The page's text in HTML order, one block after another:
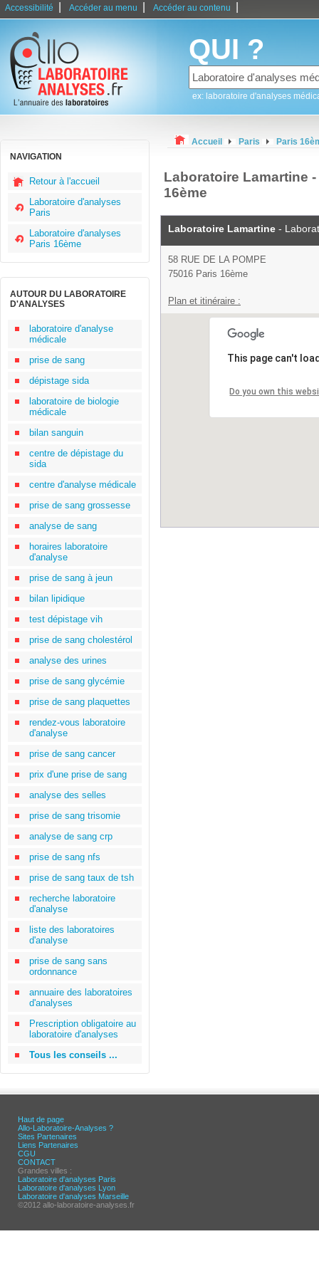
Accessibilité Accéder au menu Accéder au contenu
QUI ?
ex: laboratoire d'analyses
NAVIGATION
Retour à l'accueil
Laboratoire d'analyses
Paris
Laboratoire d'analyses
Paris 16ème
AUTOUR DU LABORATOIRE
D'ANALYSES
laboratoire d'analyse
médicale
prise de sang
dépistage sida
laboratoire de biologie
médicale
bilan sanguin
centre de dépistage du
sida
centre d'analyse médicale
prise de sang grossesse
analyse de sang
horaires laboratoire
d'analyse
prise de sang à jeun
bilan lipidique
test dépistage vih
prise de sang cholestérol
analyse des urines
prise de sang glycémie
prise de sang plaquettes
rendez-vous laboratoire
d'analyse
prise de sang cancer
prix d'une prise de sang
analyse des selles
prise de sang trisomie
analyse de sang crp
prise de sang nfs
prise de sang taux de tsh
recherche laboratoire
d'analyse
liste des laboratoires
d'analyse
prise de sang sans
ordonnance
annuaire des laboratoires
d'analyses
Prescription obligatoire au
laboratoire d'analyses
Tous les conseils ...
Accueil Paris Paris
Laboratoire Lamartine
16ème
Laboratoire Lamartine -
58 RUE DE LA POMPE
75016 Paris 16ème
Plan et itinéraire :
This page can't
Do you own this
Haut de page
Allo-Laboratoire-Analyses ?
Sites Partenaires
Liens Partenaires
CGU
CONTACT
Grandes villes :
Laboratoire d'analyses Paris
Laboratoire d'analyses Lyon
Laboratoire d'analyses Marseille
©2012 allo-laboratoire-analyses.fr